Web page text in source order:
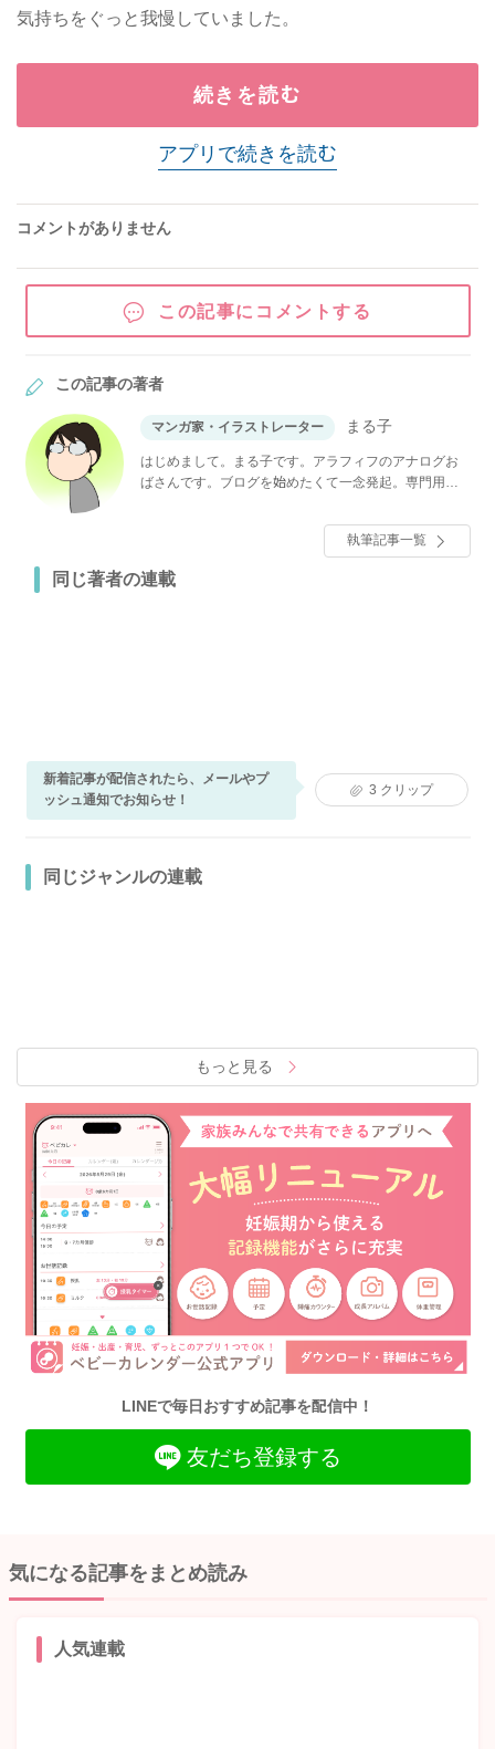
気持ちをぐっと我慢していました。
続きを読む
アプリで続きを読む
コメントがありません
この記事にコメントする
この記事の著者
マンガ家・イラストレーター まる子
はじめまして。まる子です。アラフィフのアナログお
ばさんです。ブログを始めたくて一念発起。専門用語
屋根の下の同居、完全同居している義母との嫁姑問
題、介護がメインのブログです。似た環境の方々がス
トレス溜めすぎないようにクスッと息抜きできるよう
な文章を心がけていきたいです。
執筆記事一覧
同じ著者の連載
新着記事が配信されたら、メールやプ
ッシュ通知でお知らせ！
3 クリップ
同じジャンルの連載
もっと見る
LINEで毎日おすすめ記事を配信中！
友だち登録する
気になる記事をまとめ読み
人気連載